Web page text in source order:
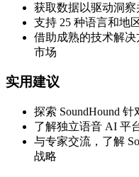
获取数据以驱动洞
支持 25 种语言和地
借助成熟的技术解
市场
实用建议
探索 SoundHound
了解独立语音 AI 平
与专家交流，了解
战略